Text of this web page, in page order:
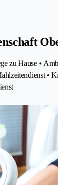
zu Hause •
•